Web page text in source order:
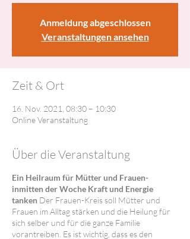
Anmeldung abgeschlossen
Veranstaltungen ansehen
Zeit & Ort
16. Nov. 2021, 08:30 – 10:30
Online Veranstaltung
Über die Veranstaltung
Ein Heilraum für Mütter und Frauen-
inmitten der Woche Kraft und Energie
tanken Der Frauen-Kreis soll Mütter und
Frauen im Alltag stärken und die Heilung für
sich selber und für die ganze Familie
vorantreiben. Es ist wichtig, dass es den